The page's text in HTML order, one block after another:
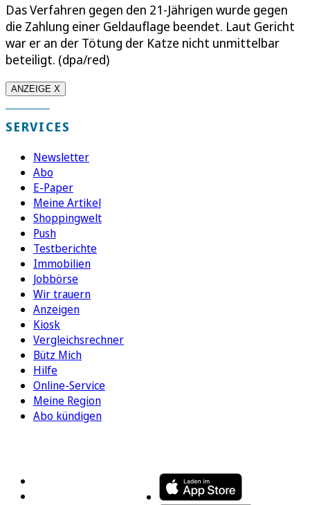
Das Verfahren gegen den 21-Jährigen wurde gegen
die Zahlung einer Geldauflage beendet. Laut Gericht
war er an der Tötung der Katze nicht unmittelbar
beteiligt. (dpa/red)
ANZEIGE X
SERVICES
Newsletter
Abo
E-Paper
Meine Artikel
Shoppingwelt
Push
Testberichte
Immobilien
Jobbörse
Wir trauern
Anzeigen
Kiosk
Vergleichsrechner
Bütz Mich
Hilfe
Online-Service
Meine Region
Abo kündigen